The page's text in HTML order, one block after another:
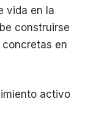
vida en la
construirse
en
activo